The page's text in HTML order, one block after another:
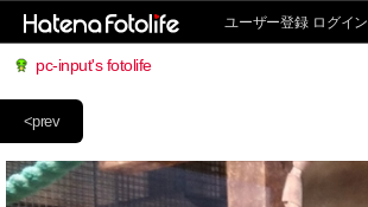
ユーザー登録 ログイン
pc-input's fotolife
<prev